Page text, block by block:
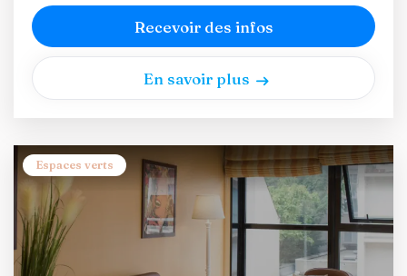
Recevoir des infos
En savoir plus
Espaces verts